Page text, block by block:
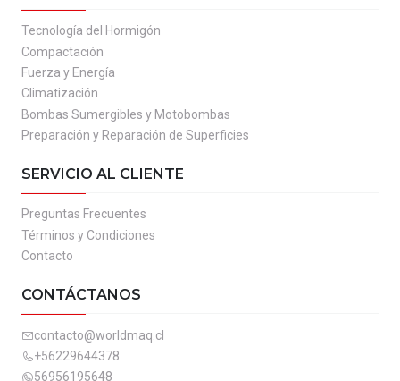
Tecnología del Hormigón
Compactación
Fuerza y Energía
Climatización
Bombas Sumergibles y Motobombas
Preparación y Reparación de Superficies
SERVICIO AL CLIENTE
Preguntas Frecuentes
Términos y Condiciones
Contacto
CONTÁCTANOS
contacto@worldmaq.cl
+56229644378
56956195648